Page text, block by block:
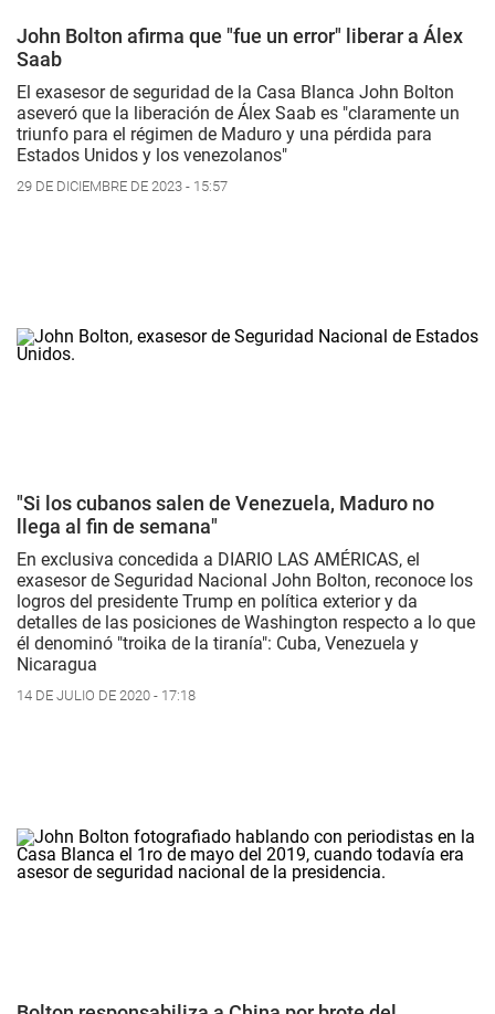
John Bolton afirma que "fue un error" liberar a Álex
Saab
El exasesor de seguridad de la Casa Blanca John Bolton
aseveró que la liberación de Álex Saab es "claramente un
triunfo para el régimen de Maduro y una pérdida para
Estados Unidos y los venezolanos"
29 DE DICIEMBRE DE 2023 - 15:57
"Si los cubanos salen de Venezuela, Maduro no
llega al fin de semana"
En exclusiva concedida a DIARIO LAS AMÉRICAS, el
exasesor de Seguridad Nacional John Bolton, reconoce los
logros del presidente Trump en política exterior y da
detalles de las posiciones de Washington respecto a lo que
él denominó "troika de la tiranía": Cuba, Venezuela y
Nicaragua
14 DE JULIO DE 2020 - 17:18